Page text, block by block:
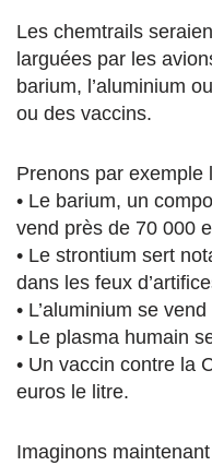
Les chemtrails
larguées par les
barium, l’aluminium
ou des vaccins.
Prenons par exemple
• Le barium, un
vend près de 70 000
• Le strontium sert
dans les feux
• L’aluminium se
• Le plasma humain
• Un vaccin contre la
euros le litre.
Imaginons